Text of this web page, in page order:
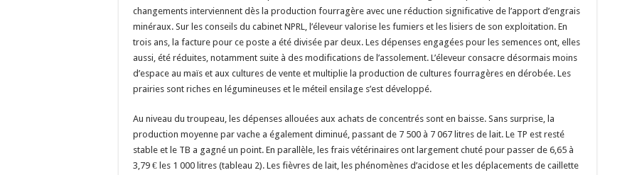
changements interviennent dès la production fourragère avec une réduction significative de l’apport d’engrais
minéraux. Sur les conseils du cabinet NPRL, l’éleveur valorise les fumiers et les lisiers de son exploitation. En
trois ans, la facture pour ce poste a été divisée par deux. Les dépenses engagées pour les semences ont, elles
aussi, été réduites, notamment suite à des modifications de l’assolement. L’éleveur consacre désormais moins
d’espace au maïs et aux cultures de vente et multiplie la production de cultures fourragères en dérobée. Les
prairies sont riches en légumineuses et le méteil ensilage s’est développé.
Au niveau du troupeau, les dépenses allouées aux achats de concentrés sont en baisse. Sans surprise, la
production moyenne par vache a également diminué, passant de 7 500 à 7 067 litres de lait. Le TP est resté
stable et le TB a gagné un point. En parallèle, les frais vétérinaires ont largement chuté pour passer de 6,65 à
3,79 € les 1 000 litres (tableau 2). Les fièvres de lait, les phénomènes d’acidose et les déplacements de caillette